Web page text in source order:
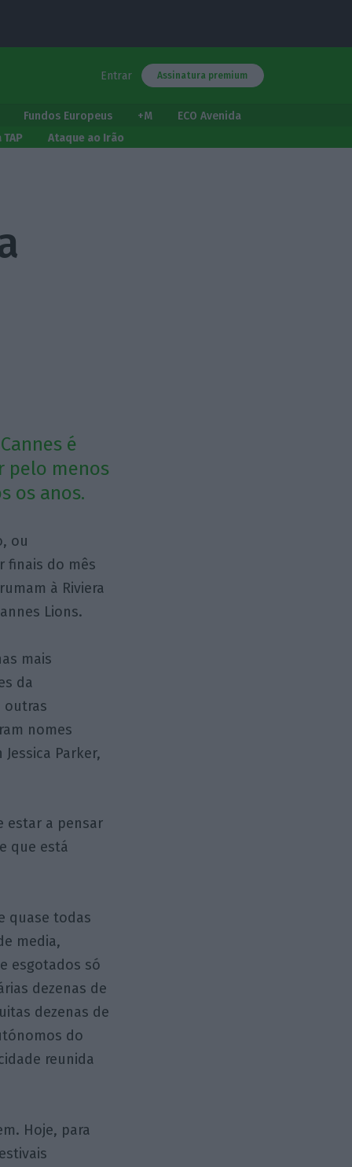
Entrar Assinatura premium
Fundos Europeus +M
ECO Avenida
Ataque ao Irão
é
pelo menos
os anos.
ou
finais do mês
à Riviera
Lions.
mais
da
outras
nomes
Parker,
estar a pensar
que está
quase todas
media,
esgotados só
dezenas de
dezenas de
do
reunida
Hoje, para